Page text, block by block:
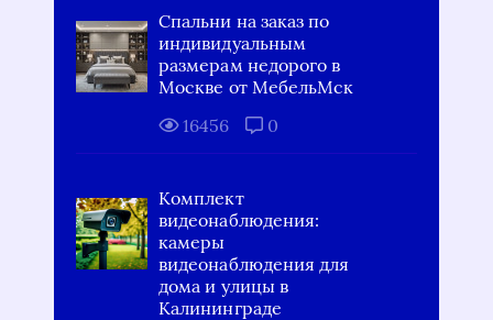
Спальни на заказ по
индивидуальным
размерам недорого в
Москве от МебельМск
16456
0
Комплект
видеонаблюдения:
камеры
видеонаблюдения для
дома и улицы в
Калининграде